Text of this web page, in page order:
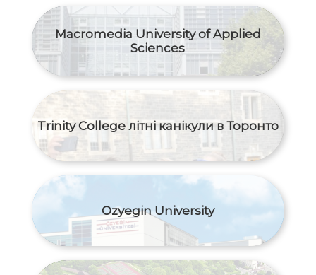
Macromedia University of Applied
Sciences
Trinity College літні канікули в Торонто
Ozyegin University